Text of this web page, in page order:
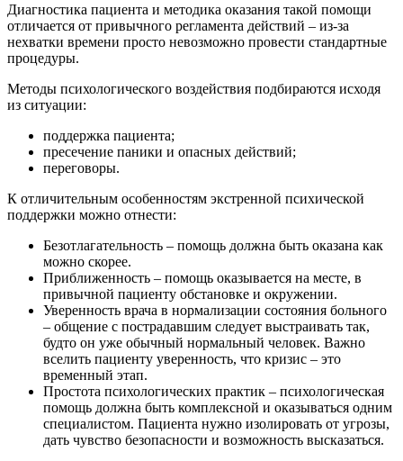
Диагностика пациента и методика оказания такой помощи
отличается от привычного регламента действий – из-за
нехватки времени просто невозможно провести стандартные
процедуры.
Методы психологического воздействия подбираются исходя
из ситуации:
поддержка пациента;
пресечение паники и опасных действий;
переговоры.
К отличительным особенностям экстренной психической
поддержки можно отнести:
Безотлагательность – помощь должна быть оказана как
можно скорее.
Приближенность – помощь оказывается на месте, в
привычной пациенту обстановке и окружении.
Уверенность врача в нормализации состояния больного
– общение с пострадавшим следует выстраивать так,
будто он уже обычный нормальный человек. Важно
вселить пациенту уверенность, что кризис – это
временный этап.
Простота психологических практик – психологическая
помощь должна быть комплексной и оказываться одним
специалистом. Пациента нужно изолировать от угрозы,
дать чувство безопасности и возможность высказаться.